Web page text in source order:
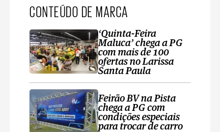
CONTEÚDO DE MARCA
‘Quinta-Feira
Maluca’ chega a PG
com mais de 100
ofertas no Larissa
Santa Paula
Feirão BV na Pista
chega a PG com
condições especiais
para trocar de carro